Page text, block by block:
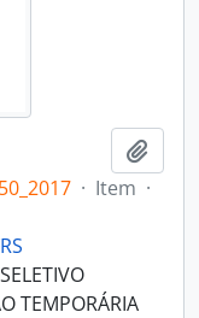
· Item ·
TEMPORÁRIA